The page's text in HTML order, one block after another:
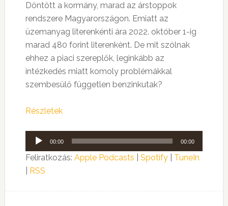
Döntött a kormány, marad az árstoppok
rendszere Magyarországon. Emiatt az
üzemanyag literenkénti ára 2022. október 1-ig
marad 480 forint literenként. De mit szólnak
ehhez a piaci szereplők, leginkább az
intézkedés miatt komoly problémákkal
szembesülő független benzinkutak?
Részletek
Audió
lejátszó
00:00 00:00
Feliratkozás: Apple Podcasts Spotify| TuneIn
RSS